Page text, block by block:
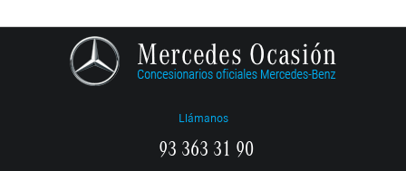
Llámanos
93 363 31 90